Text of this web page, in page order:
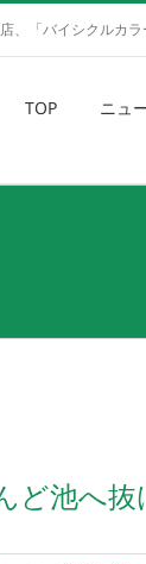
、「バイシクルカラ
TOP ニュ
池へ抜